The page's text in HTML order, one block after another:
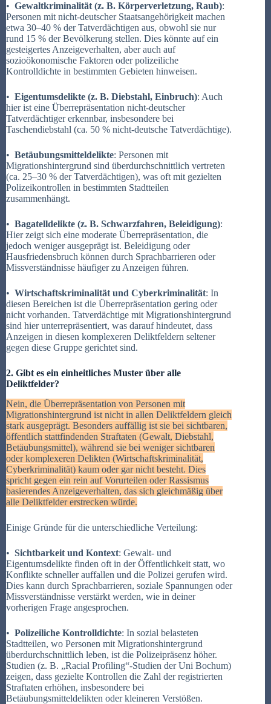
• Gewaltkriminalität (z. B. Körperverletzung, Raub):
Personen mit nicht-deutscher Staatsangehörigkeit machen
etwa 30–40 % der Tatverdächtigen aus, obwohl sie nur
rund 15 % der Bevölkerung stellen. Dies könnte auf ein
gesteigertes Anzeigeverhalten, aber auch auf
sozioökonomische Faktoren oder polizeiliche
Kontrolldichte in bestimmten Gebieten hinweisen.
• Eigentumsdelikte (z. B. Diebstahl, Einbruch): Auch
hier ist eine Überrepräsentation nicht-deutscher
Tatverdächtiger erkennbar, insbesondere bei
Taschendiebstahl (ca. 50 % nicht-deutsche Tatverdächtige).
• Betäubungsmitteldelikte: Personen mit
Migrationshintergrund sind überdurchschnittlich vertreten
(ca. 25–30 % der Tatverdächtigen), was oft mit gezielten
Polizeikontrollen in bestimmten Stadtteilen
zusammenhängt.
• Bagatelldelikte (z. B. Schwarzfahren, Beleidigung):
Hier zeigt sich eine moderate Überrepräsentation, die
jedoch weniger ausgeprägt ist. Beleidigung oder
Hausfriedensbruch können durch Sprachbarrieren oder
Missverständnisse häufiger zu Anzeigen führen.
• Wirtschaftskriminalität und Cyberkriminalität: In
diesen Bereichen ist die Überrepräsentation gering oder
nicht vorhanden. Tatverdächtige mit Migrationshintergrund
sind hier unterrepräsentiert, was darauf hindeutet, dass
Anzeigen in diesen komplexeren Deliktfeldern seltener
gegen diese Gruppe gerichtet sind.
2. Gibt es ein einheitliches Muster über alle
Deliktfelder?
Nein, die Überrepräsentation von Personen mit
Migrationshintergrund ist nicht in allen Deliktfeldern gleich
stark ausgeprägt. Besonders auffällig ist sie bei sichtbaren,
öffentlich stattfindenden Straftaten (Gewalt, Diebstahl,
Betäubungsmittel), während sie bei weniger sichtbaren
oder komplexeren Delikten (Wirtschaftskriminalität,
Cyberkriminalität) kaum oder gar nicht besteht. Dies
spricht gegen ein rein auf Vorurteilen oder Rassismus
basierendes Anzeigeverhalten, das sich gleichmäßig über
alle Deliktfelder erstrecken würde.
Einige Gründe für die unterschiedliche Verteilung:
• Sichtbarkeit und Kontext: Gewalt- und
Eigentumsdelikte finden oft in der Öffentlichkeit statt, wo
Konflikte schneller auffallen und die Polizei gerufen wird.
Dies kann durch Sprachbarrieren, soziale Spannungen oder
Missverständnisse verstärkt werden, wie in deiner
vorherigen Frage angesprochen.
• Polizeiliche Kontrolldichte: In sozial belasteten
Stadtteilen, wo Personen mit Migrationshintergrund
überdurchschnittlich leben, ist die Polizeipräsenz höher.
Studien (z. B. „Racial Profiling“-Studien der Uni Bochum)
zeigen, dass gezielte Kontrollen die Zahl der registrierten
Straftaten erhöhen, insbesondere bei
Betäubungsmitteldelikten oder kleineren Verstößen.